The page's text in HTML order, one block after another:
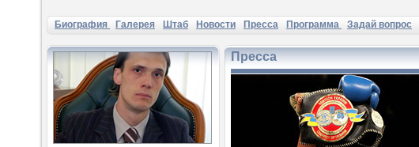
Биография Галерея Штаб Новости Пресса Программа Задай вопрос
Пресса